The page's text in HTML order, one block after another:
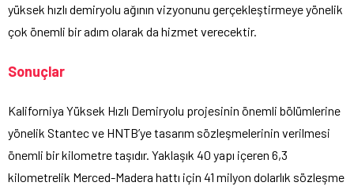
yüksek hızlı demiryolu ağının vizyonunu gerçekleştirmeye yönelik
çok önemli bir adım olarak da hizmet verecektir.
Sonuçlar
Kaliforniya Yüksek Hızlı Demiryolu projesinin önemli bölümlerine
yönelik Stantec ve HNTB’ye tasarım sözleşmelerinin verilmesi
önemli bir kilometre taşıdır. Yaklaşık 40 yapı içeren 6,3
kilometrelik Merced-Madera hattı için 41 milyon dolarlık sözleşme